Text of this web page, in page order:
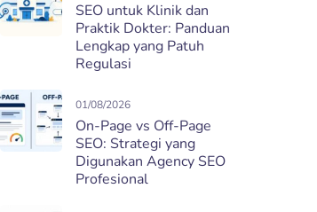
SEO untuk Klinik dan
Praktik Dokter: Panduan
Lengkap yang Patuh
Regulasi
01/08/2026
On-Page vs Off-Page
SEO: Strategi yang
Digunakan Agency SEO
Profesional